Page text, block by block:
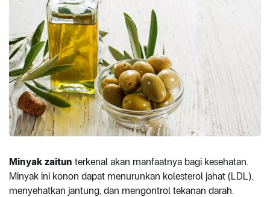
Minyak zaitun terkenal akan manfaatnya bagi kesehatan.
Minyak ini konon dapat menurunkan kolesterol jahat (LDL),
menyehatkan jantung, dan mengontrol tekanan darah.